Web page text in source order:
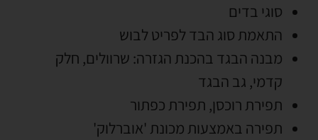
סוגי בדים
התאמת סוג הבד לפריט לבוש
מבנה הבגד בהכנת הגזרה: שרוולים, חלק
קדמי, גב הבגד
תפירת רוכסן, תפירת כפתור
תפירה באמצעות מכונת 'אוברלוק'